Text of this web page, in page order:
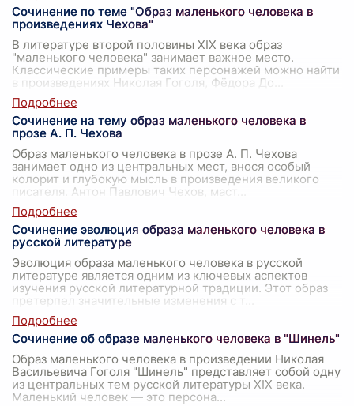
Сочинение по теме "Образ маленького человека в
произведениях Чехова"
В литературе второй половины XIX века образ
"маленького человека" занимает важное место.
Классические примеры таких персонажей можно найти
в произведениях Николая Гоголя, Фёдора До
Сочинение на тему образ маленького человека в
прозе А. П. Чехова
Образ маленького человека в прозе А. П. Чехова
занимает одно из центральных мест, внося особый
колорит и глубокую мысль в произведения великого
писателя. Антон Павлович Чехов, маст
Сочинение эволюция образа маленького человека в
русской литературе
Эволюция образа маленького человека в русской
литературе является одним из ключевых аспектов
изучения русской литературной традиции. Этот образ
претерпел значительные изменения с т
Сочинение об образе маленького человека в "Шинель"
Образ маленького человека в произведении Николая
Васильевича Гоголя "Шинель" представляет собой одну
из центральных тем русской литературы XIX века.
Маленький человек — это персона...